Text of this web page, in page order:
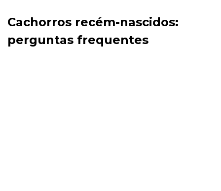
Cachorros recém-nascidos:
perguntas frequentes